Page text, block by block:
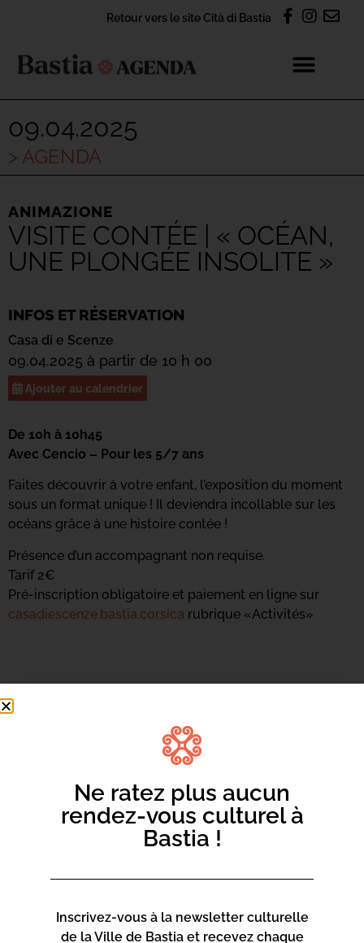
Retour vers le site Cità di Bastia
09.04.2025
> AGENDA
ANIMAZIONE
VISITE CONTÉE | « OCÉAN,
UNE PLONGÉE INSOLITE »
INFOS ET RÉSERVATION
Casa di e Scenze
09.04.2025 à partir de 10 h 00
Ajouter au calendrier
De 10h à 10h45
Avec Cencio – Pour les 5/7 ans
Faites découvrir à votre enfant, l’exposition du moment
sous un format unique ! Il deviendra incollable sur les
océans grâce à une histoire contée !
Présence d’un accompagnant non requise.
Tarif 2€
Pré-inscription obligatoire et paiement en ligne sur
casadiescenze.bastia.corsica rubrique «Activités»
Ne ratez plus aucun
rendez-vous culturel à
Bastia !
Inscrivez-vous à la newsletter culturelle
de la Ville de Bastia et recevez chaque